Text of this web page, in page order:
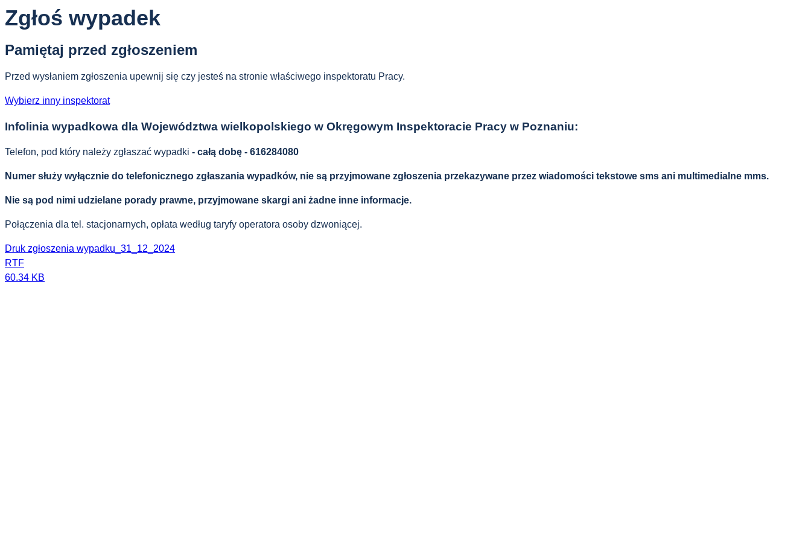
Zgłoś wypadek
Pamiętaj przed zgłoszeniem
Przed wysłaniem zgłoszenia upewnij się czy jesteś na stronie właściwego inspektoratu Pracy.
Wybierz inny inspektorat
Infolinia wypadkowa dla Województwa wielkopolskiego w Okręgowym Inspektoracie Pracy w Poznaniu:
Telefon, pod który należy zgłaszać wypadki - całą dobę - 616284080
Numer służy wyłącznie do telefonicznego zgłaszania wypadków, nie są przyjmowane zgłoszenia przekazywane przez wiadomości tekstowe sms ani multimedialne mms.
Nie są pod nimi udzielane porady prawne, przyjmowane skargi ani żadne inne informacje.
Połączenia dla tel. stacjonarnych, opłata według taryfy operatora osoby dzwoniącej.
Druk zgłoszenia wypadku_31_12_2024
RTF
60.34 KB